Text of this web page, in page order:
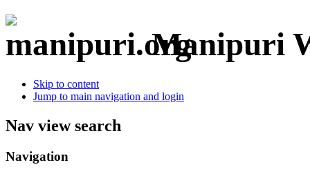
Manipuri
Skip to content
Jump to main navigation and login
Nav view search
Navigation